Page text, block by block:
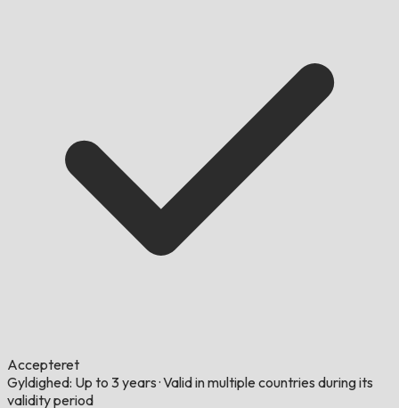
Accepteret
Gyldighed: Up to 3 years ·Valid in multiple countries during its
validity period